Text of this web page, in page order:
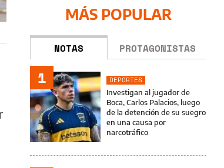
MÁS POPULAR
NOTAS PROTAGONISTAS
1
DEPORTES
Investigan al jugador de
Boca, Carlos Palacios, luego
de la detención de su suegro
en una causa por
narcotráfico